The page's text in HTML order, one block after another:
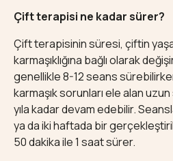
Çift terapisi ne kadar sürer?
Çift terapisinin süresi, çiftin
karmaşıklığına bağlı olarak
genellikle 8-12 seans
karmaşık sorunları ele alan
yıla kadar devam edebilir.
ya da iki haftada bir
50 dakika ile 1 saat sürer.